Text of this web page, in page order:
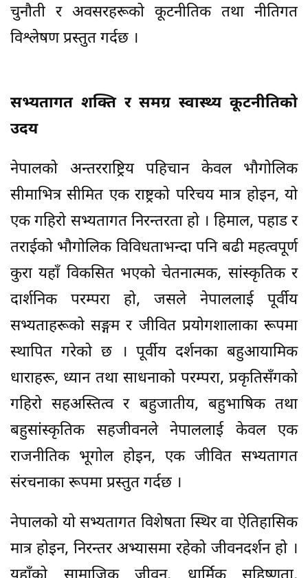
चुनौती र अवसरहरूको कूटनीतिक तथा नीतिगत
विश्लेषण प्रस्तुत गर्दछ ।
सभ्यतागत शक्ति र समग्र स्वास्थ्य कूटनीतिको
उदय
नेपालको अन्तरराष्ट्रिय पहिचान केवल भौगोलिक
सीमाभित्र सीमित एक राष्ट्रको परिचय मात्र होइन, यो
एक गहिरो सभ्यतागत निरन्तरता हो । हिमाल, पहाड र
तराईको भौगोलिक विविधताभन्दा पनि बढी महत्वपूर्ण
कुरा यहाँ विकसित भएको चेतनात्मक, सांस्कृतिक र
दार्शनिक परम्परा हो, जसले नेपाललाई पूर्वीय
सभ्यताहरूको सङ्गम र जीवित प्रयोगशालाका रूपमा
स्थापित गरेको छ । पूर्वीय दर्शनका बहुआयामिक
धाराहरू, ध्यान तथा साधनाको परम्परा, प्रकृतिसँगको
गहिरो सहअस्तित्व र बहुजातीय, बहुभाषिक तथा
बहुसांस्कृतिक सहजीवनले नेपाललाई केवल एक
राजनीतिक भूगोल होइन, एक जीवित सभ्यतागत
संरचनाका रूपमा प्रस्तुत गर्दछ ।
नेपालको यो सभ्यतागत विशेषता स्थिर वा ऐतिहासिक
मात्र होइन, निरन्तर अभ्यासमा रहेको जीवनदर्शन हो ।